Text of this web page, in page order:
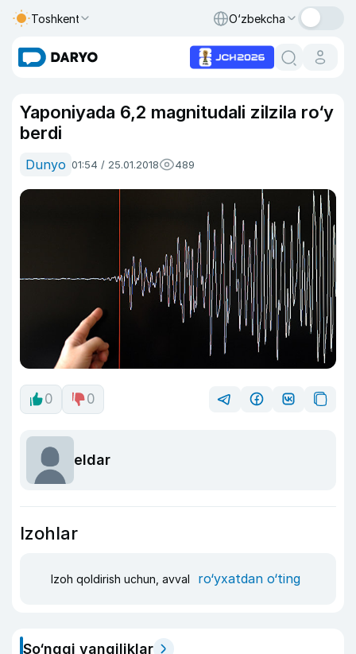
Toshkent O‘zbekcha
Yaponiyada 6,2 magnitudali zilzila ro‘y
berdi
Dunyo 01:54 / 25.01.2018 489
0 0
eldar
Izohlar
Izoh qoldirish uchun, avval ro‘yxatdan o‘ting
So‘nggi yangiliklar